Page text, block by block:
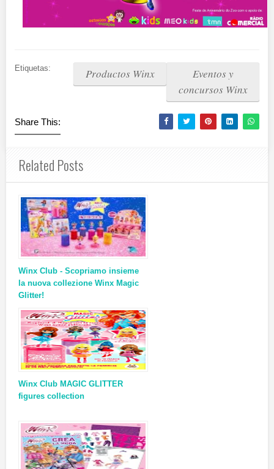
Etiquetas:
Eventos y
concursos Winx
Productos Winx
Share This:
Related Posts
Winx Club - Scopriamo insieme
la nuova collezione Winx Magic
Glitter!
Winx Club MAGIC GLITTER
figures collection